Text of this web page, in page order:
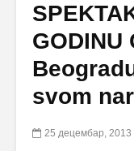
GODINU
svom
25 децембар, 2013